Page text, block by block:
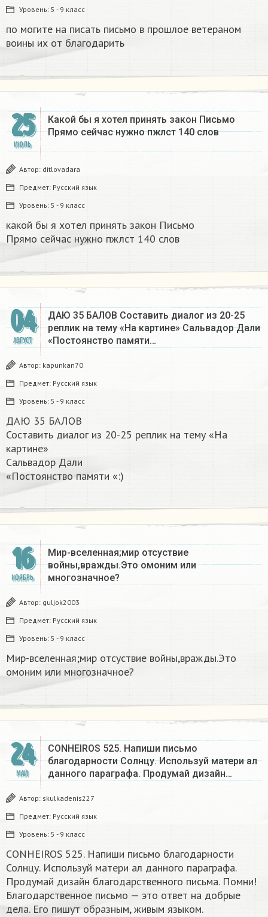
Уровень: 5 - 9 класс
по могите на писать письмо в прошлое ветераном
воины их от благодарить
25
ИЮЛЬ
Какой бы я хотел принять закон Письмо
Прямо сейчас нужно пжлст 140 слов​
Автор: ditlovadara
Предмет: Русский язык
Уровень: 5 - 9 класс
какой бы я хотел принять закон Письмо
Прямо сейчас нужно пжлст 140 слов​
04
АВГУСТ
ДАЮ 35 БАЛОВ Составить диалог из 20-25
реплик на тему «На картине» Сальвадор Дали
«Постоянство памяти…
Автор: kapunkan70
Предмет: Русский язык
Уровень: 5 - 9 класс
ДАЮ 35 БАЛОВ
Составить диалог из 20-25 реплик на тему «На
картине»
Сальвадор Дали
«Постоянство памяти «:)​​​​​
16
НОЯБРЬ
Мир-вселенная;мир отсуствие
войны,вражды.Это омоним или
многозначное?
Автор: guljok2003
Предмет: Русский язык
Уровень: 5 - 9 класс
Мир-вселенная;мир отсуствие войны,вражды.Это
омоним или многозначное?
24
МАЙ
CONHEIROS 525. Напиши письмо
благодарности Солнцу. Используй матери ал
данного параграфа. Продумай дизайн…
Автор: skulkadenis227
Предмет: Русский язык
Уровень: 5 - 9 класс
CONHEIROS 525. Напиши письмо благодарности
Солнцу. Используй матери ал данного параграфа.
Продумай дизайн благодарственного письма. Помни!
Благодарственное письмо — это ответ на добрые
дела. Его пишут образным, живым языком.​